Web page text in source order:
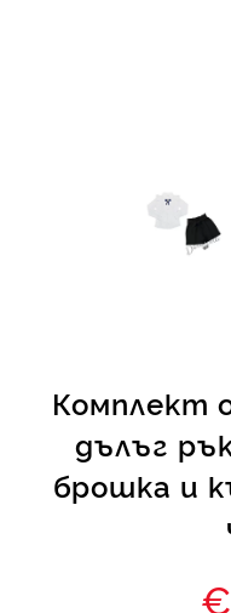
Комплект
дълъг
брошка и